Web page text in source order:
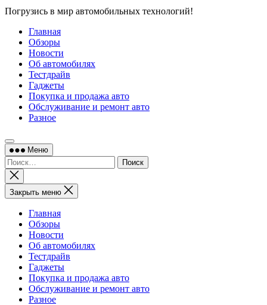
Погрузись в мир автомобильных технологий!
Главная
Обзоры
Новости
Об автомобилях
Тестдрайв
Гаджеты
Покупка и продажа авто
Обслуживание и ремонт авто
Разное
Меню
Найти:
Закрыть
поиск
Закрыть меню
Главная
Обзоры
Новости
Об автомобилях
Тестдрайв
Гаджеты
Покупка и продажа авто
Обслуживание и ремонт авто
Разное